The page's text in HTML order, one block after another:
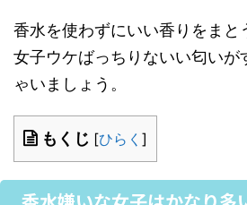
香水を使わずにいい香りをまと
女子ウケばっちりないい匂いが
ゃいましょう。
もくじ [ひらく ]